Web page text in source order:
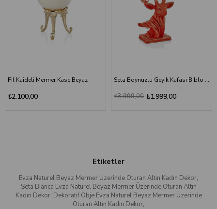
Fil Kaideli Mermer Kase Beyaz
₺2.100,00
Seta Boynuzlu Geyik Kafası Biblo Kırmızı
₺1.999,00
₺3.999,00
Etiketler
Evza Naturel Beyaz Mermer Üzerinde Oturan Altın Kadın Dekor,
Seta Bianca Evza Naturel Beyaz Mermer Üzerinde Oturan Altın
Kadın Dekor, Dekoratif Obje Evza Naturel Beyaz Mermer Üzerinde
Oturan Altın Kadın Dekor,